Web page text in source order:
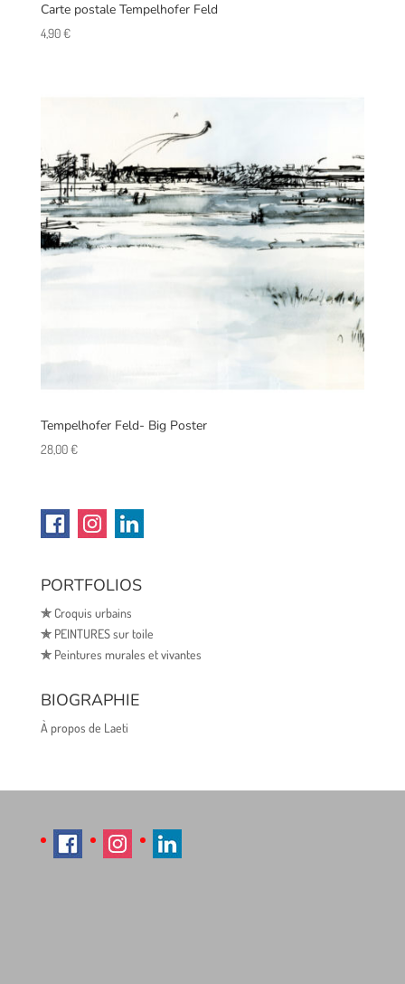
Carte postale Tempelhofer Feld
4,90€
Tempelhofer Feld- Big Poster
28,00€
PORTFOLIOS
✯Croquis urbains
✯PEINTURES sur toile
✯Peintures murales et vivantes
BIOGRAPHIE
À propos de Laeti